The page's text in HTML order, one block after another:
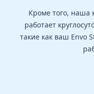
Кроме того, наша
работает
такие как ваш Envo